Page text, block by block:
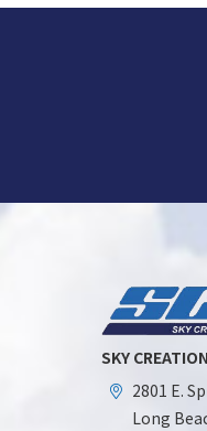
SKY
2801 E.
Long